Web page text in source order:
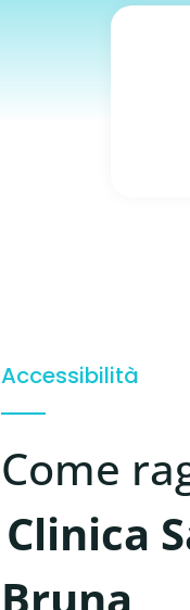
Accessibilità
Come
Clinica